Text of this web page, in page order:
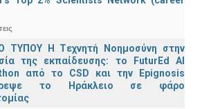
ΤΥΠΟΥ H Tεχνητή Νοημοσύνη στην
της εκπαίδευσης: το FuturEd AI
από το CSD και την Epignosis
το Ηράκλειο σε φάρο